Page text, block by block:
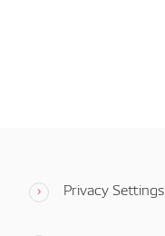
Privacy Settings